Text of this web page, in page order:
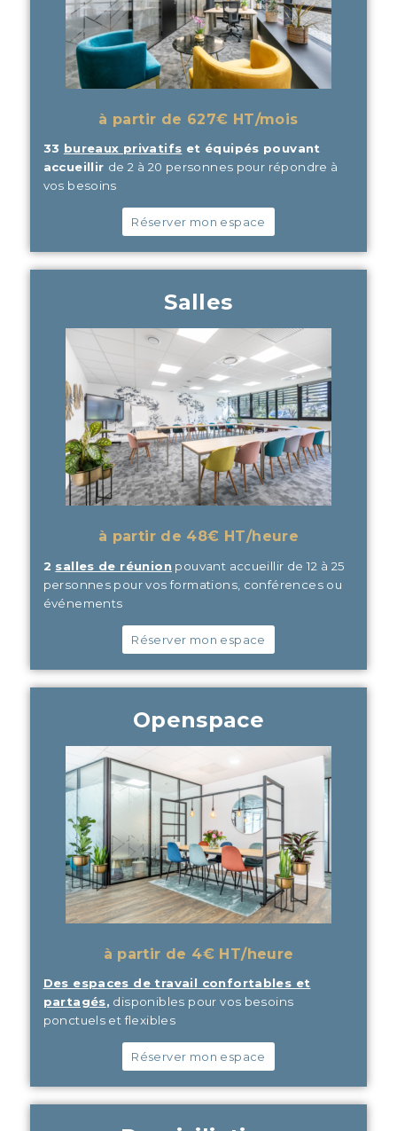
à partir de 627€ HT/mois
33 bureaux privatifs et équipés pouvant
accueillir de 2 à 20 personnes pour répondre à
vos besoins
Réserver mon espace
Salles
à partir de 48€ HT/heure
2 salles de réunion pouvant accueillir de 12 à 25
personnes pour vos formations, conférences ou
événements
Réserver mon espace
Openspace
à partir de 4€ HT/heure
Des espaces de travail confortables et
partagés, disponibles pour vos besoins
ponctuels et flexibles
Réserver mon espace